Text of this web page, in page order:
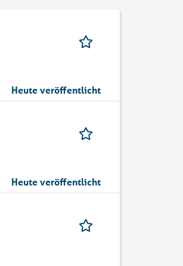
Heute veröffentlicht
Heute veröffentlicht